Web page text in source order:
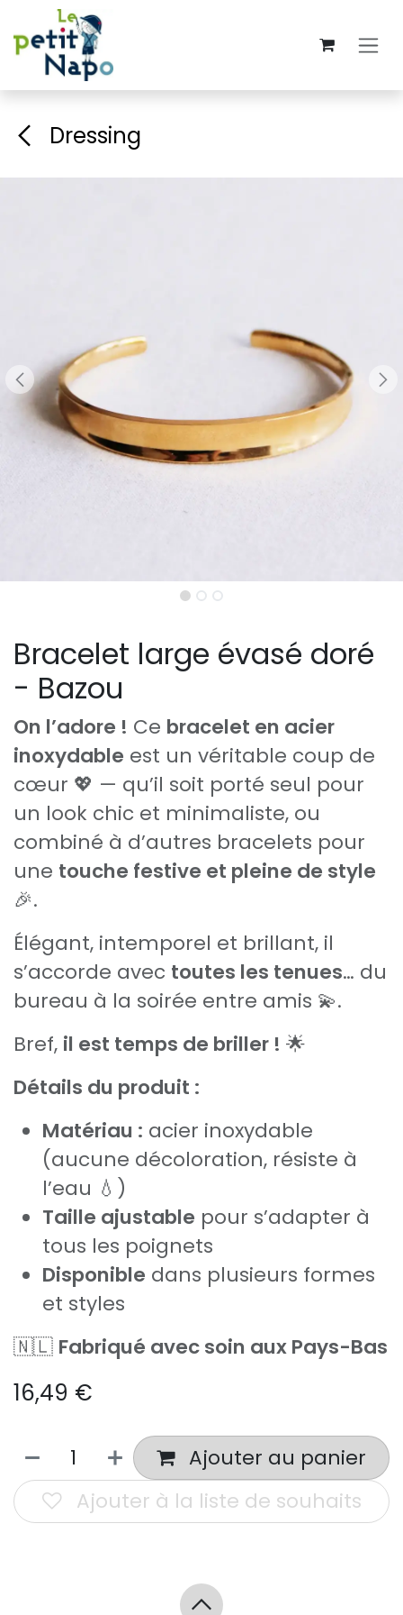
Se rendre au contenu
Dressing
Bracelet large évasé doré
- Bazou
On l’adore ! Ce bracelet en acier
inoxydable est un véritable coup de
cœur 💖 — qu’il soit porté seul pour
un look chic et minimaliste, ou
combiné à d’autres bracelets pour
une touche festive et pleine de style
🎉.
Élégant, intemporel et brillant, il
s’accorde avec toutes les tenues… du
bureau à la soirée entre amis 💫.
Bref, il est temps de briller ! 🌟
Détails du produit :
Matériau : acier inoxydable
(aucune décoloration, résiste à
l’eau 💧)
Taille ajustable pour s’adapter à
tous les poignets
Disponible dans plusieurs formes
et styles
🇳🇱 Fabriqué avec soin aux Pays-Bas
16,49 €
Ajouter au panier
Ajouter à la liste de souhaits